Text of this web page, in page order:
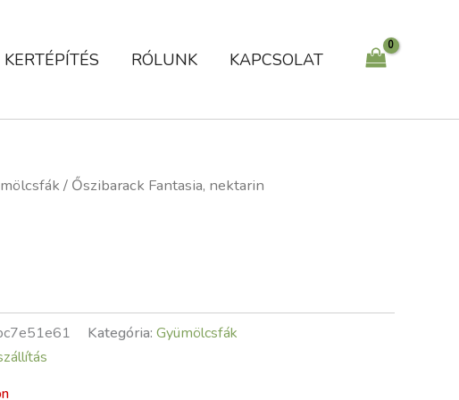
KERTÉPÍTÉS RÓLUNK KAPCSOLAT
/ Őszibarack Fantasia, nektarin
Kategória: Gyümölcsfák